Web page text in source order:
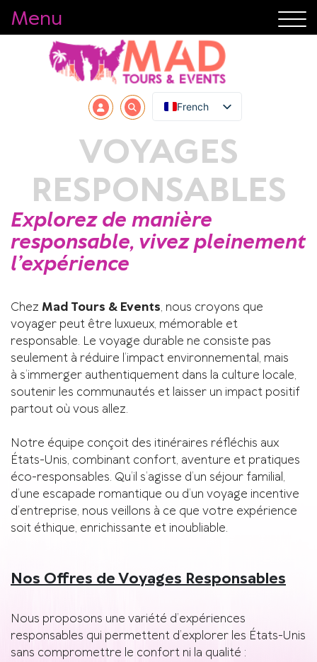
Menu
French
VOYAGES
RESPONSABLES
Explorez de manière
responsable, vivez pleinement
l’expérience
Chez Mad Tours & Events, nous croyons que
voyager peut être luxueux, mémorable et
responsable. Le voyage durable ne consiste pas
seulement à réduire l’impact environnemental, mais
à s’immerger authentiquement dans la culture locale,
soutenir les communautés et laisser un impact positif
partout où vous allez.
Notre équipe conçoit des itinéraires réfléchis aux
États-Unis, combinant confort, aventure et pratiques
éco-responsables. Qu’il s’agisse d’un séjour familial,
d’une escapade romantique ou d’un voyage incentive
d’entreprise, nous veillons à ce que votre expérience
soit éthique, enrichissante et inoubliable.
Nos Offres de Voyages Responsables
Nous proposons une variété d’expériences
responsables qui permettent d’explorer les États-Unis
sans compromettre le confort ni la qualité :